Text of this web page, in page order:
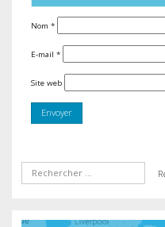
Nom *
E-mail *
Site web